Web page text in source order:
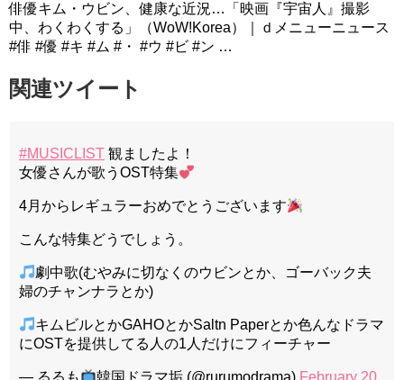
俳優キム・ウビン、健康な近況…「映画『宇宙人』撮影
中、わくわくする」（WoW!Korea）｜ｄメニューニュース
#俳 #優 #キ #ム #・ #ウ #ビ #ン …
関連ツイート
#MUSICLIST 観ましたよ！
女優さんが歌うOST特集
4月からレギュラーおめでとうございます
こんな特集どうでしょう。
劇中歌(むやみに切なくのウビンとか、ゴーバック夫
婦のチャンナラとか)
キムビルとかGAHOとかSaltn Paperとか色んなドラマ
にOSTを提供してる人の1人だけにフィーチャー